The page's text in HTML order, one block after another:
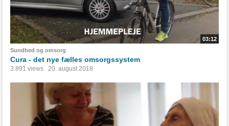
03:12
Sundhed og omsorg
Cura - det nye fælles omsorgssystem
3.891 views 20. august 2018